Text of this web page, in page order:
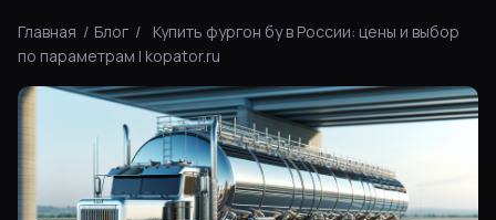
Главная / Блог /
Купить фургон бу в России: цены и выбор
по параметрам | kopator.ru